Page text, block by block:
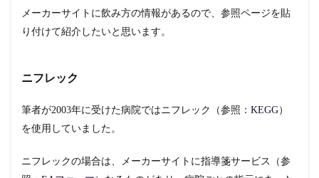
メーカーサイトに飲み方の情報があるので、参照ページを貼
り付けて紹介したいと思います。
ニフレック
筆者が2003年に受けた病院ではニフレック（参照： KEGG）
を使用していました。
ニフレックの場合は、メーカーサイトに指導箋サービス（参